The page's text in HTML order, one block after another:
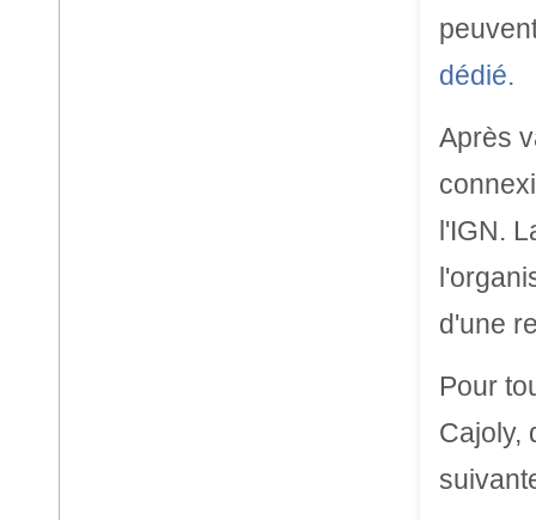
dédié.
Après
l'IGN.
d'une
Pour
Cajoly,